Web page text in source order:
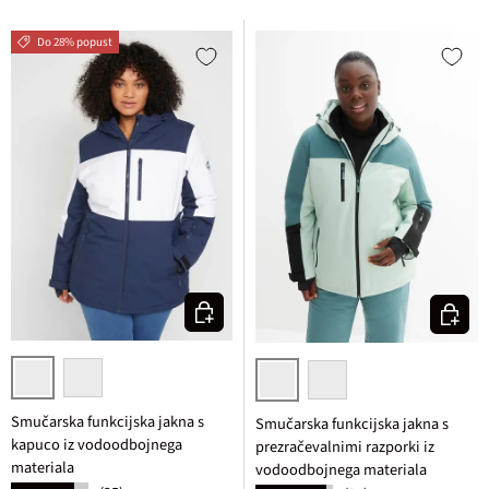
Do 28% popust
temno modra/bela
mat rozasta/bela
Smučarska funkcijska jakna s
kapuco iz vodoodbojnega
materiala
Izberi varianto
bela/temno modra
svetlo ločje/sivo zelena
Smučarska funkcijska jakna s
prezračevalnimi razporki iz
vodoodbojnega materiala
Izberi